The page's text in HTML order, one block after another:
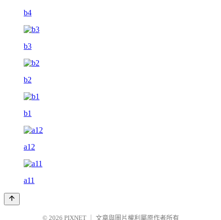
b4
b3
b2
b1
a12
a11
© 2026 PIXNET 文章與圖片權利屬原作者所有